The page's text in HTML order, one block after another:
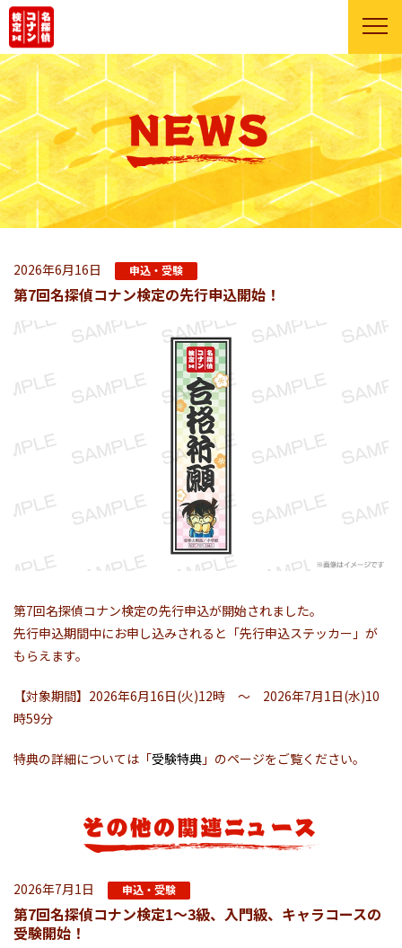
2026年6月16日 申込・受験
第7回名探偵コナン検定の先行申込開始！
第7回名探偵コナン検定の先行申込が開始されました。
先行申込期間中にお申し込みされると「先行申込ステッカー」が
もらえます。
【対象期間】2026年6月16日(火)12時 ～ 2026年7月1日(水)10
時59分
特典の詳細については「受験特典 」のページをご覧ください。
2026年7月1日 申込・受験
第7回名探偵コナン検定1～3級、入門級、キャラコースの
受験開始！